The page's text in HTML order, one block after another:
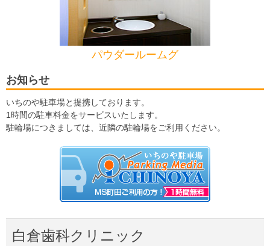
パウダールームグ
お知らせ
いちのや駐車場と提携しております。
1時間の駐車料金をサービスいたします。
駐輪場につきましては、近隣の駐輪場をご利用ください。
白倉歯科クリニック